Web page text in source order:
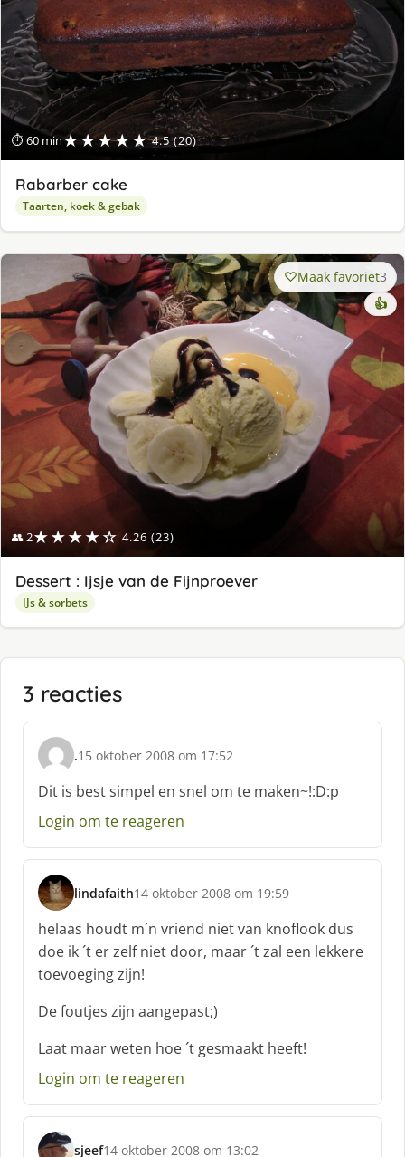
⏱ 60 min★★★★★ 4.5 (20)
Rabarber cake
Taarten, koek & gebak
👥 2★★★★☆ 4.26 (23)
Maak favoriet3
👍
Dessert : Ijsje van de Fijnproever
IJs & sorbets
3 reacties
.
s
c
h
r
e
f
:
15 oktober 2008 om 17:52
Dit is best simpel en snel om te maken~!:D:p
Login om te reageren
lindafaith
s
c
h
r
e
f
14 oktober 2008 om 19:59
helaas houdt m´n vriend niet van knoflook dus
doe ik ´t er zelf niet door, maar ´t zal een lekkere
toevoeging zijn!
De foutjes zijn aangepast;)
Laat maar weten hoe ´t gesmaakt heeft!
Login om te reageren
sjeef14 oktober 2008 om 13:02